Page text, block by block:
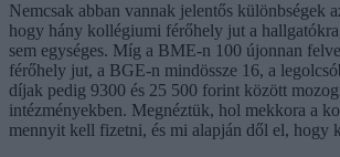
Nemcsak abban vannak jelentős különbségek
hogy hány kollégiumi férőhely jut a
sem egységes. Míg a BME-n 100 újonnan
férőhely jut, a BGE-n mindössze 16, a
díjak pedig 9300 és 25 500 forint között
intézményekben. Megnéztük, hol mekkora a
mennyit kell fizetni, és mi alapján dől el, hogy